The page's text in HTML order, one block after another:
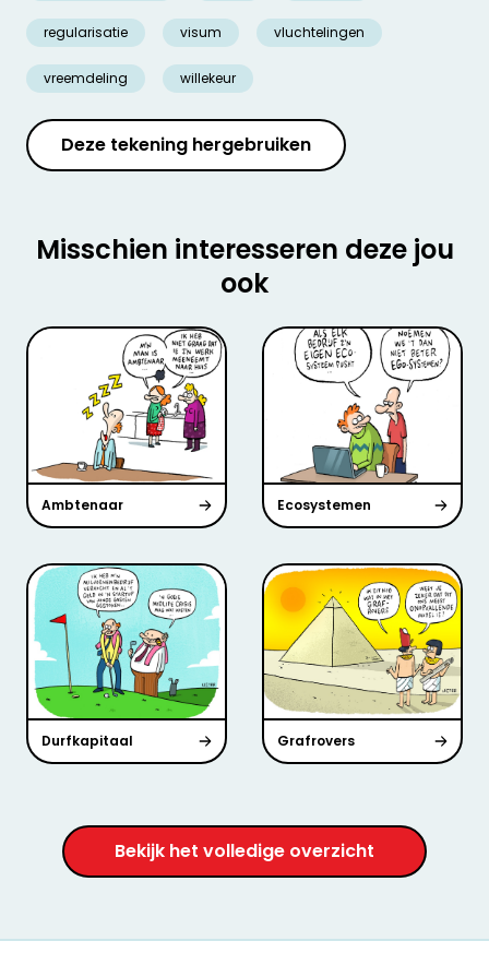
regularisatie visum vluchtelingen
vreemdeling willekeur
Deze tekening hergebruiken
Misschien interesseren deze jou
ook
Ambtenaar Ecosystemen
Durfkapitaal Grafrovers
Bekijk het volledige overzicht